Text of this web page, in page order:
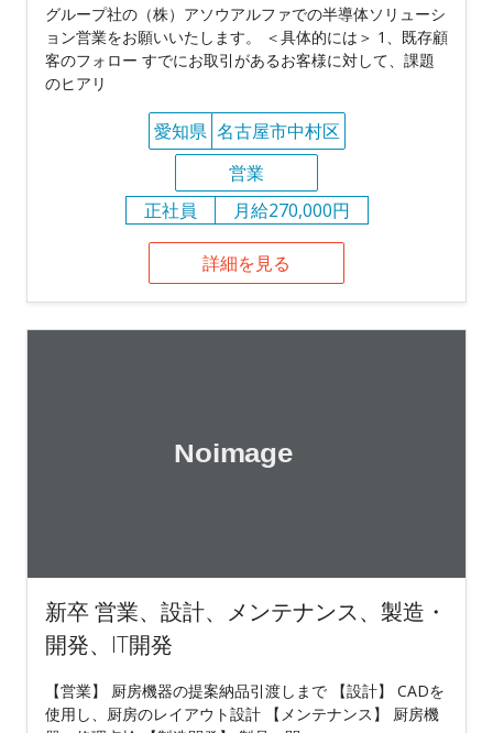
グループ社の（株）アソウアルファでの半導体ソリューシ
ョン営業をお願いいたします。 ＜具体的には＞ 1、既存顧
客のフォロー すでにお取引があるお客様に対して、課題
のヒアリ
愛知県 名古屋市中村区
営業
正社員
月給270,000円
詳細を見る
新卒 営業、設計、メンテナンス、製造・
開発、IT開発
【営業】 厨房機器の提案納品引渡しまで 【設計】 CADを
使用し、厨房のレイアウト設計 【メンテナンス】 厨房機